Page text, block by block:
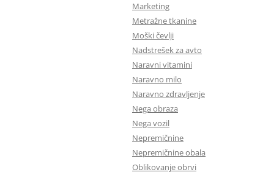
Marketing
Metražne tkanine
Moški čevlji
Nadstrešek za avto
Naravni vitamini
Naravno milo
Naravno zdravljenje
Nega obraza
Nega vozil
Nepremičnine
Nepremičnine obala
Oblikovanje obrvi